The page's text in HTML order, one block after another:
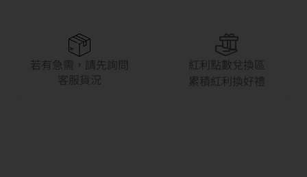
若有急需，請先詢問
客服貨況
紅利點數兌換區
累積紅利換好禮